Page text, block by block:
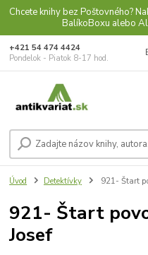
Chcete knihy bez Poštovného?
BalíkoBoxu alebo
+421 54 474 4424
Pondelok - Piatok 8-17 hod.
Úvod Detektívky 921- Štart
921- Štart
Josef